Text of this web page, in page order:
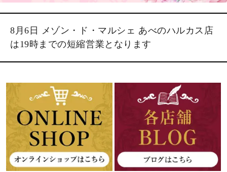
8月6日 メゾン・ド・マルシェ あべのハルカス店
は19時までの短縮営業となります